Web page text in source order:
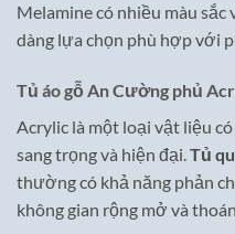
Melamine có nhiều màu sắc
dàng lựa chọn phù hợp với
Tủ áo gỗ An Cường phủ
Acrylic là một loại vật liệu
sang trọng và hiện đại.Tủ
thường có khả năng phản
không gian rộng mở và